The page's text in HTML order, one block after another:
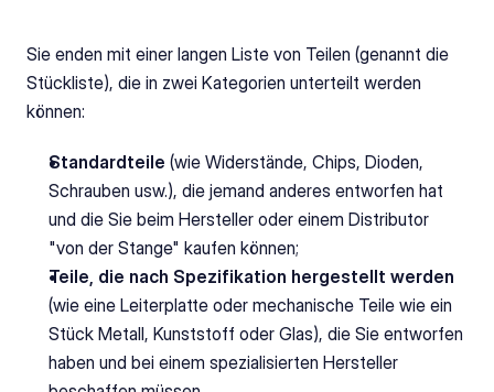
Sie enden mit einer langen Liste von Teilen (genannt die
Stückliste), die in zwei Kategorien unterteilt werden
können:
Standardteile (wie Widerstände, Chips, Dioden,
Schrauben usw.), die jemand anderes entworfen hat
und die Sie beim Hersteller oder einem Distributor
"von der Stange" kaufen können;
Teile, die nach Spezifikation hergestellt werden
(wie eine Leiterplatte oder mechanische Teile wie ein
Stück Metall, Kunststoff oder Glas), die Sie entworfen
haben und bei einem spezialisierten Hersteller